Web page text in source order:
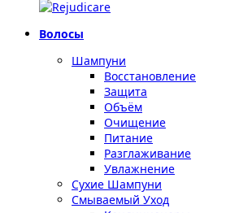
Волосы
Шампуни
Восстановление
Защита
Объём
Очищение
Питание
Разглаживание
Увлажнение
Сухие Шампуни
Смываемый Уход